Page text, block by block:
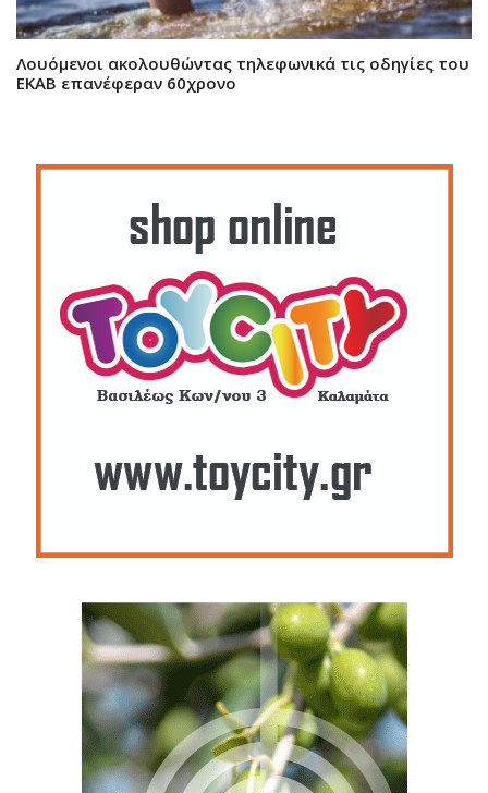
Λουόμενοι ακολουθώντας τηλεφωνικά τις οδηγίες του
ΕΚΑΒ επανέφεραν 60χρονο